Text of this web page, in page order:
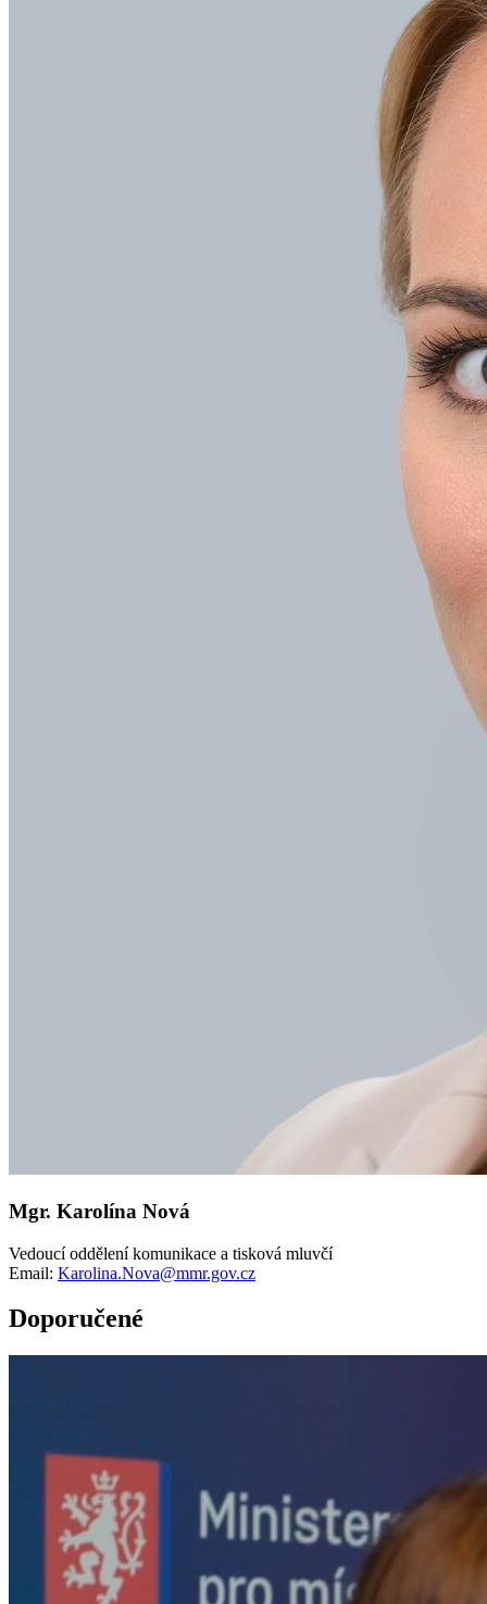
Mgr. Karolína Nová
Vedoucí oddělení komunikace a tisková mluvčí
Email: Karolina.Nova@mmr.gov.cz
Doporučené